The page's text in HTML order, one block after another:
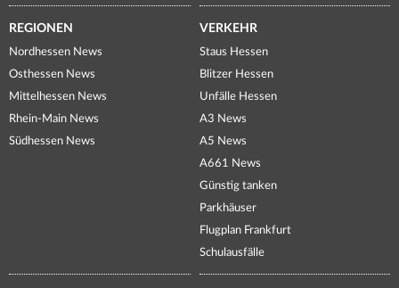
REGIONEN
Nordhessen News
Osthessen News
Mittelhessen News
Rhein-Main News
Südhessen News
VERKEHR
Staus Hessen
Blitzer Hessen
Unfälle Hessen
A3 News
A5 News
A661 News
Günstig tanken
Parkhäuser
Flugplan Frankfurt
Schulausfälle